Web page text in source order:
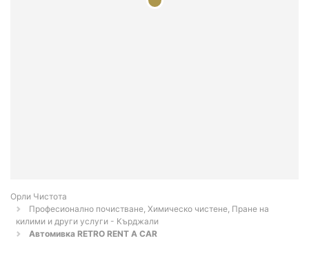
Орли Чистота
Професионално почистване, Химическо чистене, Пране на
килими и други услуги - Кърджали
Автомивка RETRO RENT A CAR